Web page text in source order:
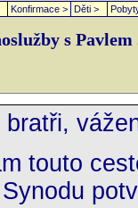
s
touto
Konfirmace > Děti >